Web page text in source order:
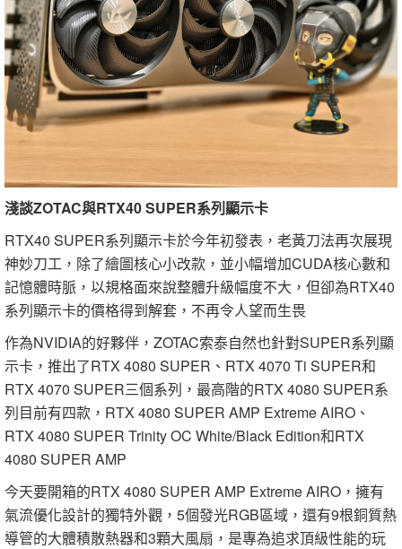
淺談ZOTAC與RTX40 SUPER系列顯示卡
RTX40 SUPER系列顯示卡於今年初發表，老黃刀法再次展現
神妙刀工，除了繪圖核心小改款，並小幅增加CUDA核心數和
記憶體時脈，以規格面來說整體升級幅度不大，但卻為RTX40
系列顯示卡的價格得到解套，不再令人望而生畏
作為NVIDIA的好夥伴，ZOTAC索泰自然也針對SUPER系列顯
示卡，推出了RTX 4080 SUPER、RTX 4070 Ti SUPER和
RTX 4070 SUPER三個系列，最高階的RTX 4080 SUPER系
列目前有四款，RTX 4080 SUPER AMP Extreme AIRO、
RTX 4080 SUPER Trinity OC White/Black Edition和RTX
4080 SUPER AMP
今天要開箱的RTX 4080 SUPER AMP Extreme AIRO，擁有
氣流優化設計的獨特外觀，5個發光RGB區域，還有9根銅質熱
導管的大體積散熱器和3顆大風扇，是專為追求頂級性能的玩